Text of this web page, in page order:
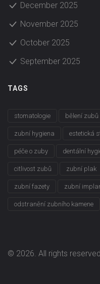
December 2025
November 2025
October 2025
September 2025
TAGS
stomatologie bělení zubů
zubní hygiena estetická
péče o zuby dentální
citlivost zubů zubní plak
zubní fazety zubní
odstranění zubního kamene
© 2026. All rights